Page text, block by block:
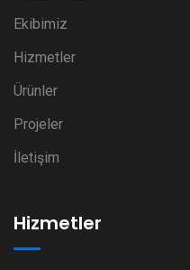
Ekibimiz
Hizmetler
Ürünler
Projeler
İletişim
Hizmetler